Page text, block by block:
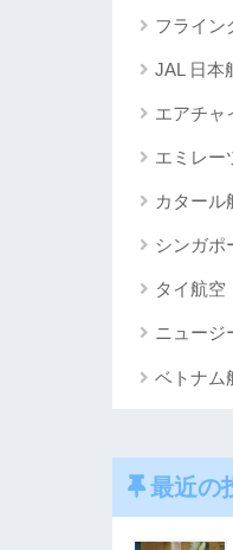
フライン
JAL 日本
エアチャ
エミレー
カタール
シンガポ
タイ航空
ニュージ
ベトナム
最近の